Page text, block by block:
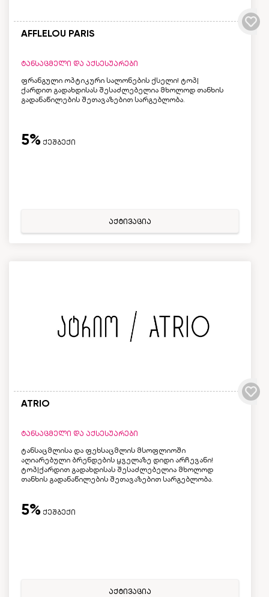
AFFLELOU PARIS
ტანსაცმელი და აქსესუარები
ფრანგული ოპტიკური სალონების ქსელი! ტოპ|
ქარდით გადახდისას შესაძლებელია მხოლოდ თანხის
გადანაწილების შეთავაზებით სარგებლობა.
5% ქეშბექი
აქტივაცია
ATRIO
ტანსაცმელი და აქსესუარები
ტანსაცმლისა და ფეხსაცმლის მსოფლიოში
აღიარებული ბრენდების ყველაზე დიდი არჩევანი!
ტოპ|ქარდით გადახდისას შესაძლებელია მხოლოდ
თანხის გადანაწილების შეთავაზებით სარგებლობა.
5% ქეშბექი
აქტივაცია